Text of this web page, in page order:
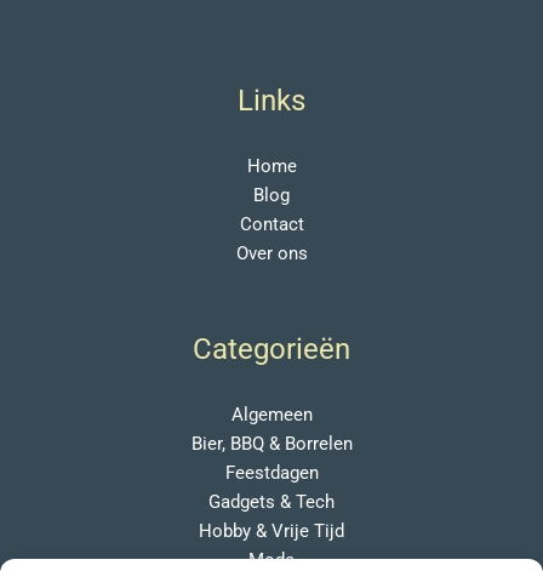
Links
Home
Blog
Contact
Over ons
Categorieën
Algemeen
Bier, BBQ & Borrelen
Feestdagen
Gadgets & Tech
Hobby & Vrije Tijd
Mode